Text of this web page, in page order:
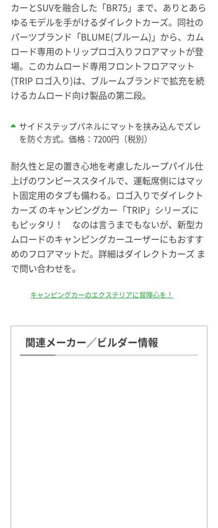
カーとSUVを融合した「BR75」まで、ありとあら
ゆるモデルを手がけるダイレクトカーズ。同社の
パーツブランド「BLUME(ブルーム)」から、カム
ロード専用のトリップロゴ入りフロアマットが登
場。このカムロード専用フロントフロアマット
(TRIP ロゴ入り)は、ブルームブランドで拡充を続
けるカムロード向け製品の第二段。
サイドステップパネルにマットを挟み込んでズレ
を防ぐ方式。価格：7200円（税別）
耐久性と足の置き心地を考慮したループパイル仕
上げのワンピーススタイルで、運転席側にはマッ
ト固定用のタブも備わる。ロゴ入りでダイレクト
カーズ のキャンピングカー「TRIP」シリーズに
もピッタリ！ なのは言うまでもないが、新型カ
ムロードのキャンピングカーユーザーにもおすす
めのフロアマットだ。詳細はダイレクトカーズ ま
で問い合わせを。
キャンピングカーのエクステリアに冒険心を！
関連メーカー／ビルダー情報